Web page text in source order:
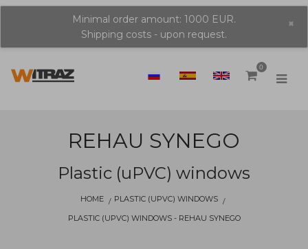
Minimal order amount: 1000 EUR.
Shipping costs - upon request.
×
0
REHAU SYNEGO
Plastic (uPVC) windows
HOME
PLASTIC (UPVC) WINDOWS
PLASTIC (UPVC) WINDOWS - REHAU SYNEGO